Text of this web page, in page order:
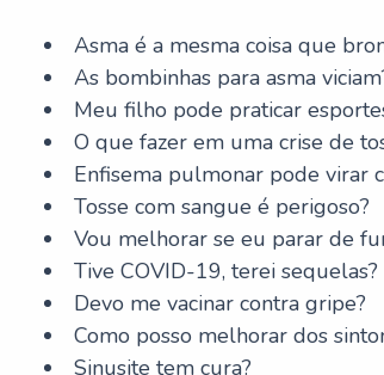
Asma é a mesma coisa que
As bombinhas para asma
Meu filho pode praticar
O que fazer em uma crise de
Enfisema pulmonar pode virar
Tosse com sangue é perigoso?
Vou melhorar se eu parar de
Tive COVID-19, terei sequelas?
Devo me vacinar contra gripe?
Como posso melhorar dos
Sinusite tem cura?